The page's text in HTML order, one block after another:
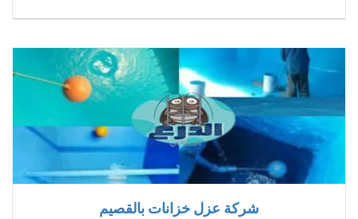
شركة عزل خزانات بالقصيم